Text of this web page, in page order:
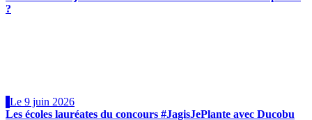
?
Le 9 juin 2026
Les écoles lauréates du concours #JagisJePlante avec Ducobu